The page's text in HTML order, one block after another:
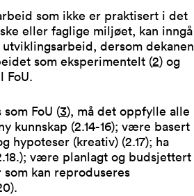
som ikke er praktisert i det
eller faglige miljøet, kan inngå
dersom dekanen
som eksperimentelt (2) og
FoU.
FoU (3), må det oppfylle alle
kunnskap (2.14-16); være basert
hypoteser (kreativ) (2.17); ha
være planlagt og budsjettert
som kan reproduseres